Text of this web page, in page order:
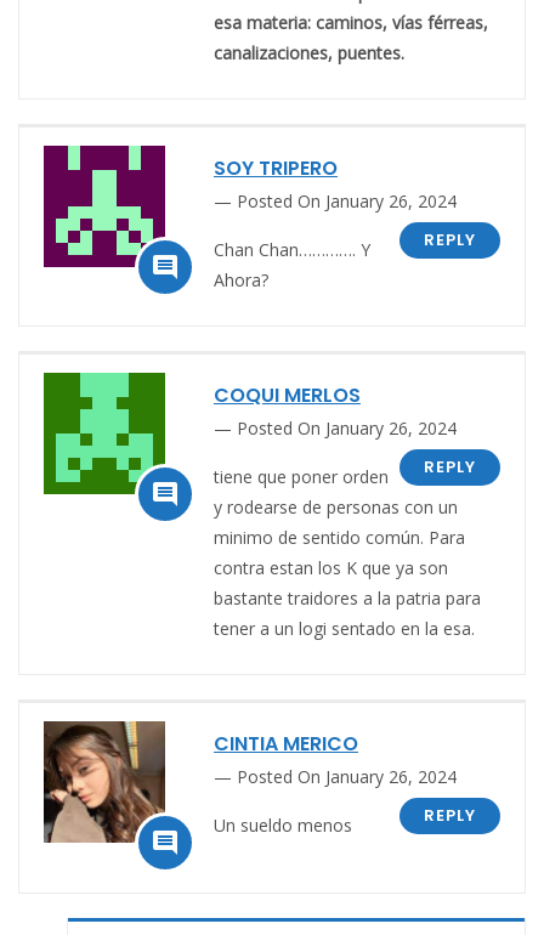
esa materia: caminos, vías férreas,
canalizaciones, puentes.

SOY TRIPERO
Posted On January 26, 2024
REPLY
Chan Chan…………. Y
Ahora?

COQUI MERLOS
Posted On January 26, 2024
REPLY
tiene que poner orden
y rodearse de personas con un
minimo de sentido común. Para
contra estan los K que ya son
bastante traidores a la patria para
tener a un logi sentado en la esa.

CINTIA MERICO
Posted On January 26, 2024
REPLY
Un sueldo menos